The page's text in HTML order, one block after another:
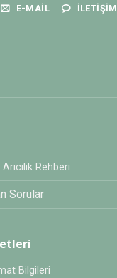
E-MAIL İLETIŞIM
Rehberi
Sorular
Bilgileri